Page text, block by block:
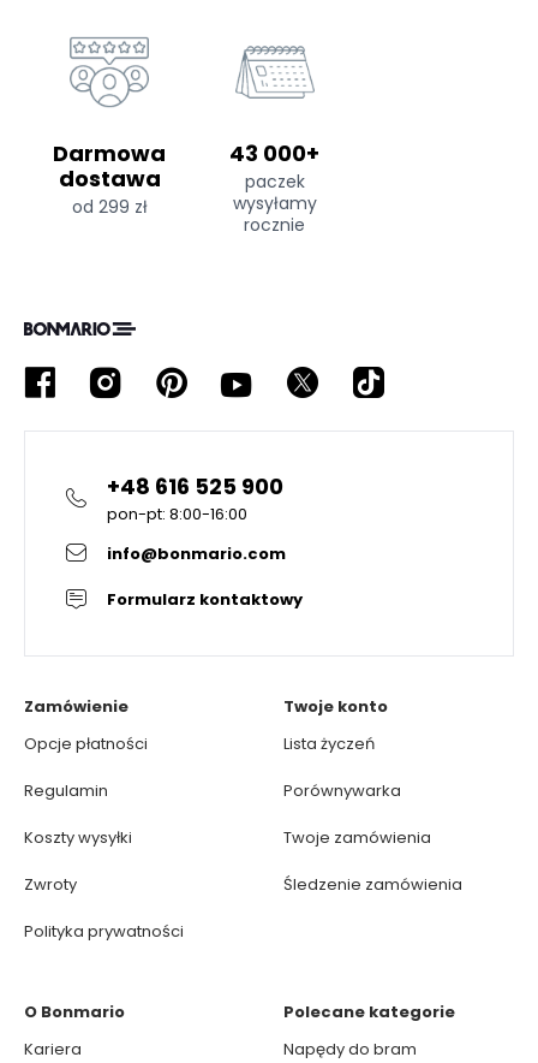
Darmowa
dostawa
od 299 zł
43 000+
paczek
wysyłamy
rocznie
+48 616 525 900
pon-pt: 8:00-16:00
info@bonmario.com
Formularz kontaktowy
Zamówienie
Opcje płatności
Regulamin
Koszty wysyłki
Zwroty
Polityka prywatności
Twoje konto
Lista życzeń
Porównywarka
Twoje zamówienia
Śledzenie zamówienia
O Bonmario
Kariera
Polecane kategorie
Napędy do bram